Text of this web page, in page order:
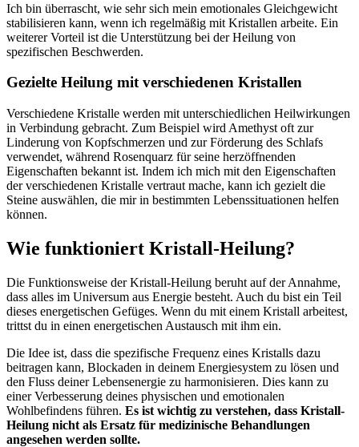
Ich bin überrascht, wie sehr sich mein emotionales Gleichgewicht
stabilisieren kann, wenn ich regelmäßig mit Kristallen arbeite. Ein
weiterer Vorteil ist die Unterstützung bei der Heilung von
spezifischen Beschwerden.
Gezielte Heilung mit verschiedenen Kristallen
Verschiedene Kristalle werden mit unterschiedlichen Heilwirkungen
in Verbindung gebracht. Zum Beispiel wird Amethyst oft zur
Linderung von Kopfschmerzen und zur Förderung des Schlafs
verwendet, während Rosenquarz für seine herzöffnenden
Eigenschaften bekannt ist. Indem ich mich mit den Eigenschaften
der verschiedenen Kristalle vertraut mache, kann ich gezielt die
Steine auswählen, die mir in bestimmten Lebenssituationen helfen
können.
Wie funktioniert Kristall-Heilung?
Die Funktionsweise der Kristall-Heilung beruht auf der Annahme,
dass alles im Universum aus Energie besteht. Auch du bist ein Teil
dieses energetischen Gefüges. Wenn du mit einem Kristall arbeitest,
trittst du in einen energetischen Austausch mit ihm ein.
Die Idee ist, dass die spezifische Frequenz eines Kristalls dazu
beitragen kann, Blockaden in deinem Energiesystem zu lösen und
den Fluss deiner Lebensenergie zu harmonisieren. Dies kann zu
einer Verbesserung deines physischen und emotionalen
Wohlbefindens führen. Es ist wichtig zu verstehen, dass Kristall-
Heilung nicht als Ersatz für medizinische Behandlungen
angesehen werden sollte.